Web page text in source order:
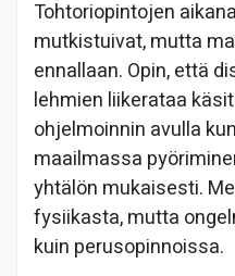
Tohtoriopintojen
mutkistuivat, mutta
ennallaan. Opin, että
lehmien liikerataa
ohjelmoinnin avulla
maailmassa
yhtälön mukaisesti.
fysiikasta, mutta
kuin perusopinnoissa.